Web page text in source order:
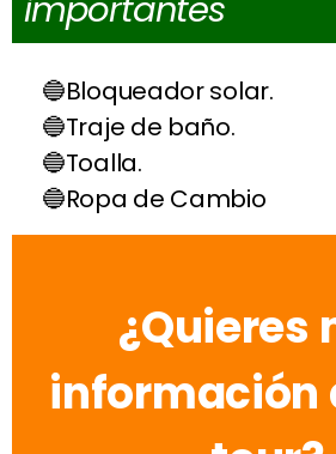
importantes
Bloqueador solar.
Traje de baño.
Toalla.
Ropa de Cambio
¿Quieres
información